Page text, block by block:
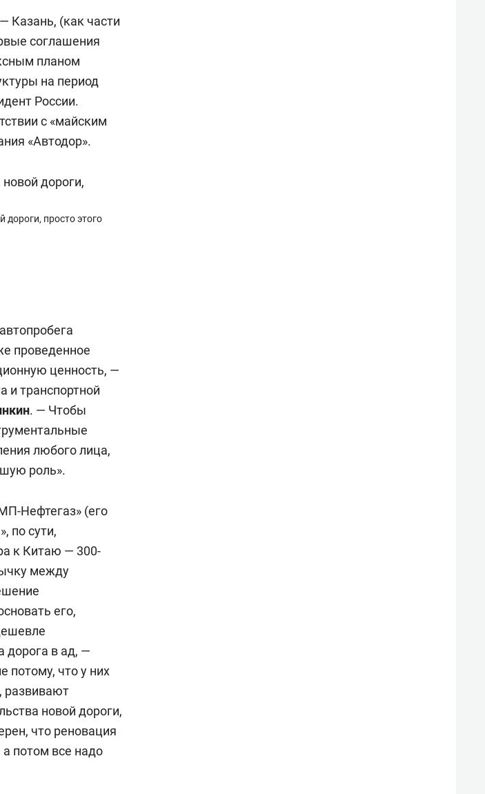
Казань, (как части
соглашения
планом
на период
России.
с «майским
«Автодор».
дороги, просто этого
автопробега
проведенное
ценность, —
и транспортной
. — Чтобы
любого лица,
роль».
Нефтегаз» (его
по сути,
к Китаю — 300-
между
его,
дорога в ад, —
потому, что у них
развивают
новой дороги,
что реновация
потом все надо